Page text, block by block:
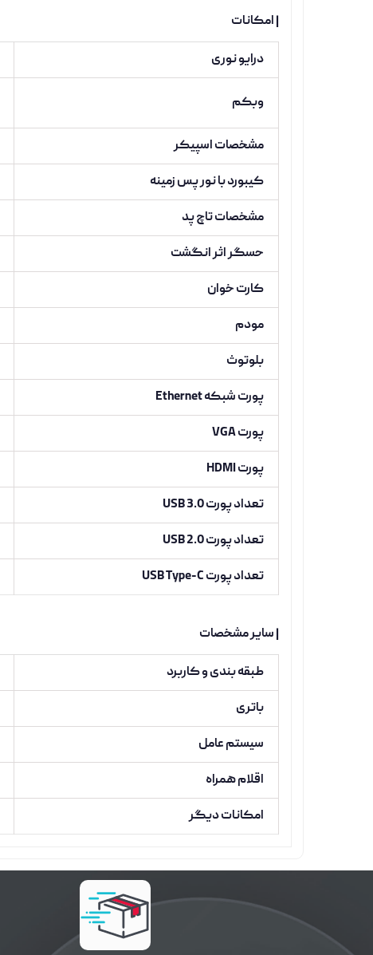
| امکانات
درایو نوری
وبکم
مشخصات اسپیکر
کیبورد با نور پس زمینه
مشخصات تاچ پد
حسگر اثر انگشت
کارت خوان
مودم
بلوتوث
پورت شبکه Ethernet
پورت VGA
پورت HDMI
تعداد پورت USB 3.0
تعداد پورت USB 2.0
تعداد پورت USB Type-C
| سایر مشخصات
طبقه بندی و کاربرد
باتری
سیستم عامل
اقلام همراه
امکانات دیگر